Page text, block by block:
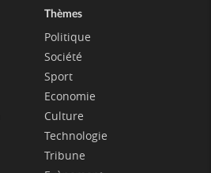
Thèmes
Politique
Société
Sport
Economie
Culture
Technologie
Tribune